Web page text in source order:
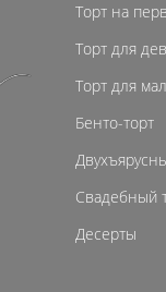
Торт на
Торт для
Торт для
Бенто-торт
Свадебный
Десерты